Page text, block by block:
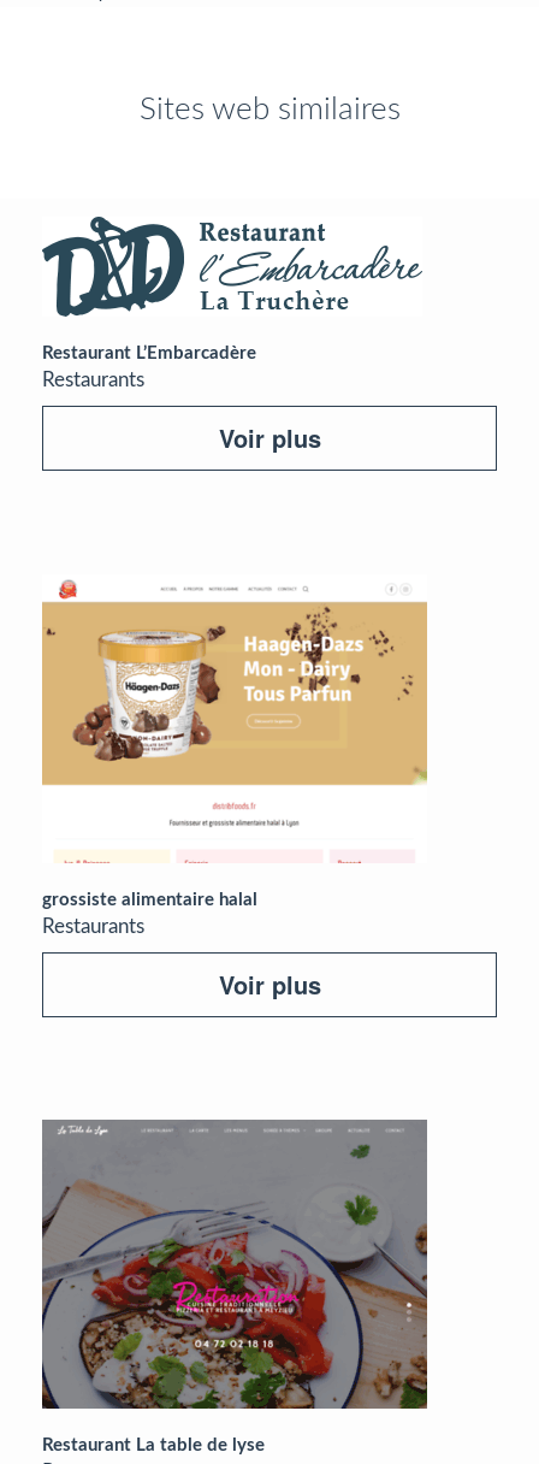
Sites web similaires
Restaurant L’Embarcadère
Restaurants
Voir plus
grossiste alimentaire halal
Restaurants
Voir plus
Restaurant La table de lyse